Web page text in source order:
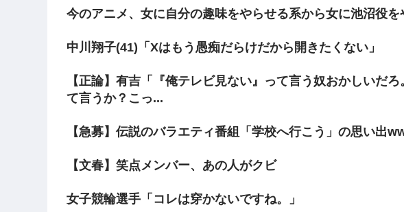
今のアニメ、女に自分の趣味をやらせる系から女に池沼役
中川翔子(41)「Xはもう愚痴だらけだから開きたくない」
【正論】有吉「『俺テレビ見ない』って言う奴おかしいだ
て言うか？こっ...
【急募】伝説のバラエティ番組「学校へ行こう」の思い出
【文春】笑点メンバー、あの人がクビ
女子競輪選手「コレは穿かないですね。」